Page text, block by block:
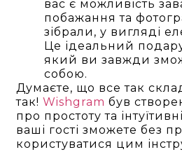
вас є можливість
побажання та
зібрали, у вигляді
Це ідеальний
який ви завжди
собою.
Думаєте, що все так
так!Wishgram був
про простоту та
ваші гості зможете без
користуватися цим